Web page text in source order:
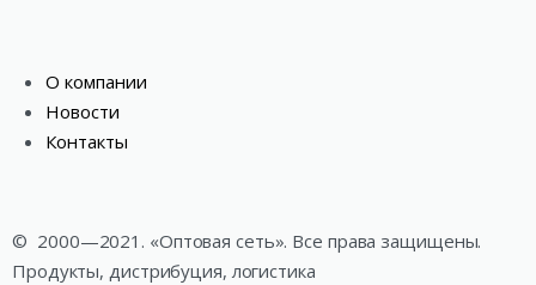
О компании
Новости
Контакты
© 2000—2021. «Оптовая сеть». Все права защищены.
Продукты, дистрибуция, логистика